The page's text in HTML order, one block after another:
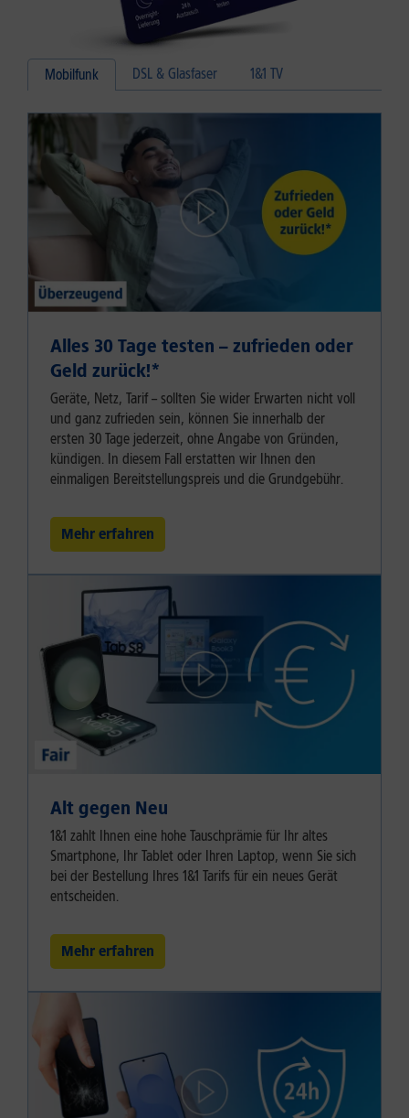
Mobilfunk DSL & Glasfaser 1&1 TV
Alles 30 Tage testen – zufrieden oder
Geld zurück!⁠*
Geräte, Netz, Tarif – sollten Sie wider Erwarten nicht voll
und ganz zufrieden sein, können Sie innerhalb der
ersten 30 Tage jederzeit, ohne Angabe von Gründen,
kündigen. In diesem Fall erstatten wir Ihnen den
einmaligen Bereitstellungspreis und die Grundgebühr.
Mehr erfahren
Alt gegen Neu
1&1 zahlt Ihnen eine hohe Tauschprämie für Ihr altes
Smartphone, Ihr Tablet oder Ihren Laptop, wenn Sie sich
bei der Bestellung Ihres 1&1 Tarifs für ein neues Gerät
entscheiden.
Mehr erfahren